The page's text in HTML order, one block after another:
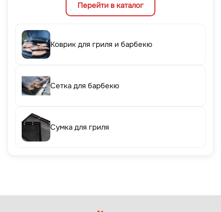
Перейти в каталог
Коврик для гриля и барбекю
Сетка для барбекю
Сумка для гриля